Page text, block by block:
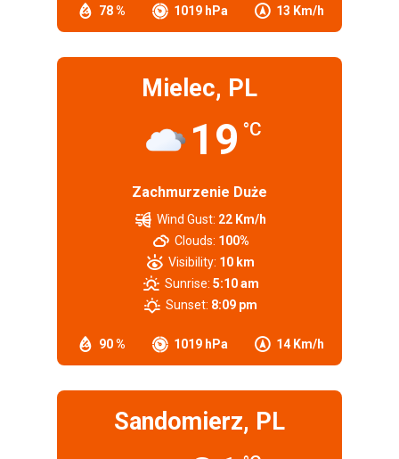
78 % 1019 hPa 13 Km/h
Mielec, PL
19 °C
Zachmurzenie Duże
90 % 1019 hPa 14 Km/h
Wind Gust: 22 Km/h
Clouds: 100%
Visibility: 10 km
Sunrise: 5:10 am
Sunset: 8:09 pm
Sandomierz, PL